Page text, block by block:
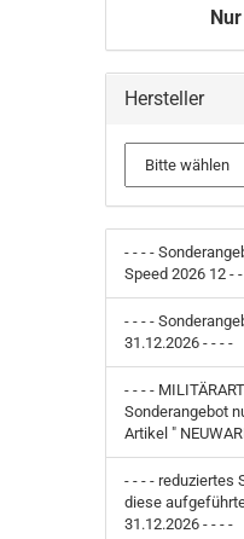
Hersteller
- - - -
Speed 2026 12 -
- - - -
31.12.2026 - - - -
- - - -
Sonderangebot
Artikel "
- - - - reduziertes
diese
31.12.2026 - - - -